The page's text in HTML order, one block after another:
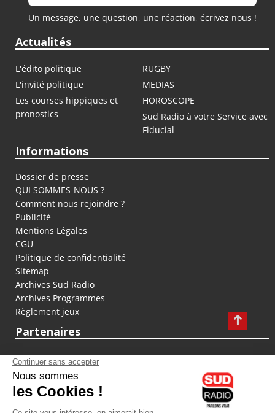
Un message, une question, une réaction, écrivez nous !
Actualités
L'édito politique
RUGBY
L'invité politique
MEDIAS
Les courses hippiques et
pronostics
HOROSCOPE
Sud Radio à votre Service avec
Fiducial
Informations
Dossier de presse
QUI SOMMES-NOUS ?
Comment nous rejoindre ?
Publicité
Mentions Légales
CGU
Politique de confidentialité
Sitemap
Archives Sud Radio
Archives Programmes
Règlement jeux
Partenaires
fiducial.fr
lyoncapitale.fr
olympique-et-lyonnais.com